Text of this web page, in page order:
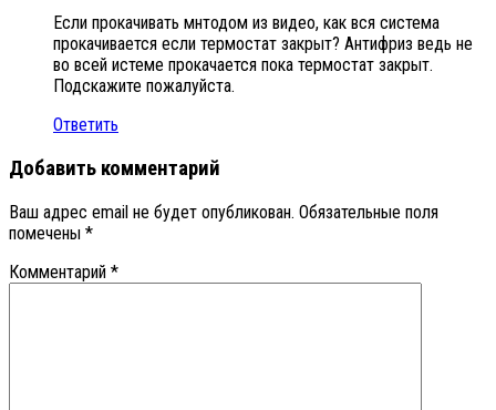
Если прокачивать мнтодом из видео, как вся система
прокачивается если термостат закрыт? Антифриз ведь не
во всей истеме прокачается пока термостат закрыт.
Подскажите пожалуйста.
Ответить
Добавить комментарий
Ваш адрес email не будет опубликован. Обязательные поля
помечены *
Комментарий *